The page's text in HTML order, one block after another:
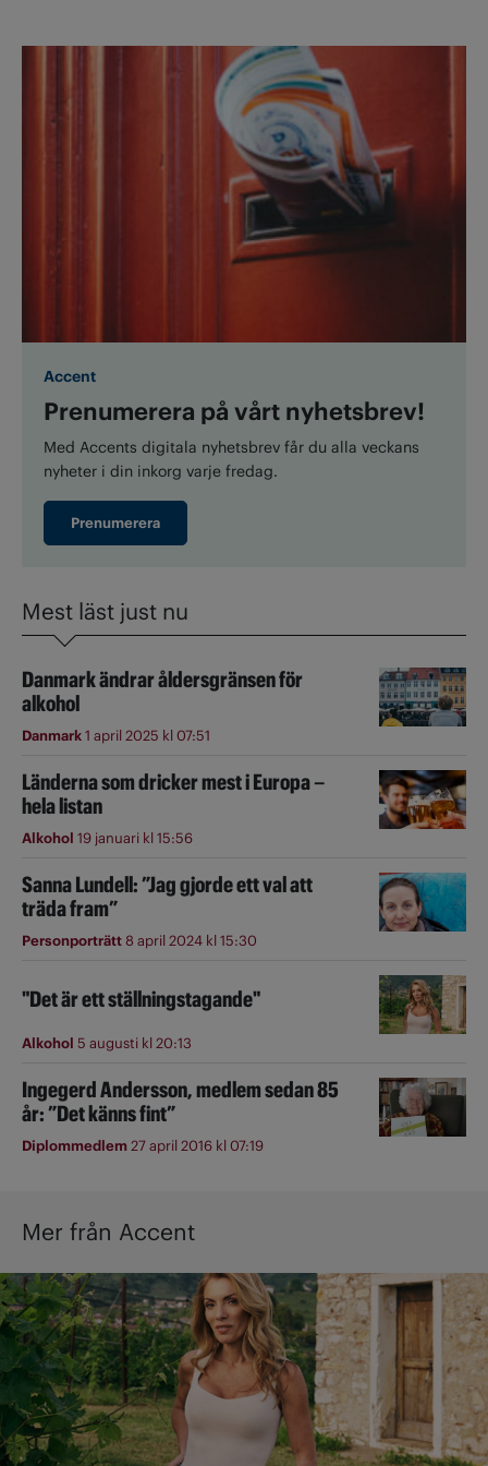
Accent
Prenumerera på vårt nyhetsbrev!
Med Accents digitala nyhetsbrev får du alla veckans
nyheter i din inkorg varje fredag.
Prenumerera
Mest läst just nu
Danmark ändrar åldersgränsen för
alkohol
Danmark1 april 2025 kl 07:51
Länderna som dricker mest i Europa –
hela listan
Alkohol 19 januari kl 15:56
Sanna Lundell: ”Jag gjorde ett val att
träda fram”
Personporträtt8 april 2024 kl 15:30
"Det är ett ställningstagande"
Alkohol 5 augusti kl 20:13
Ingegerd Andersson, medlem sedan 85
år: ”Det känns fint”
Diplommedlem27 april 2016 kl 07:19
Mer från Accent